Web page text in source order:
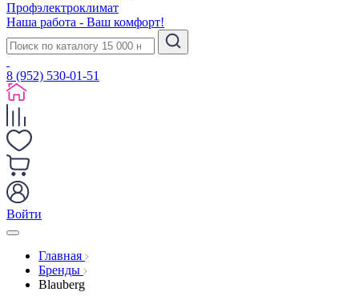
Профэлектроклимат
Наша работа - Ваш комфорт!
8 (952) 530-01-51
Войти
Главная
Бренды
Blauberg